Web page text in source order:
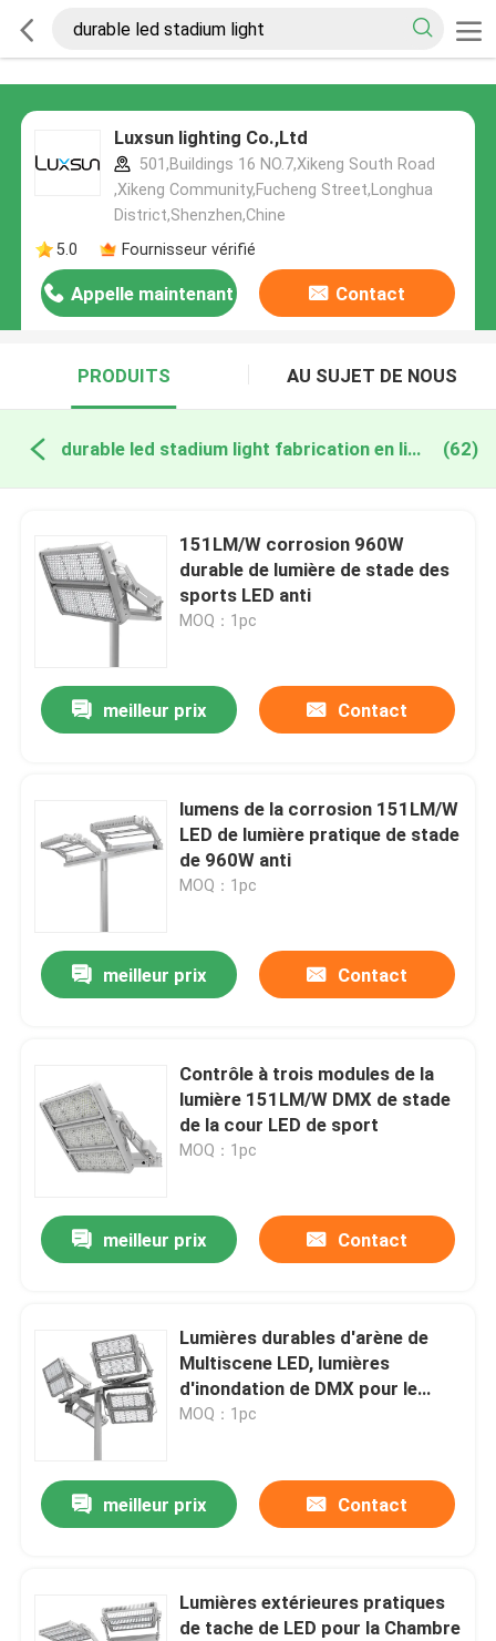
Luxsun lighting Co.,Ltd
501,Buildings 16 NO.7,Xikeng South Road
,Xikeng Community,Fucheng Street,Longhua
District,Shenzhen,Chine
5.0
Fournisseur vérifié
Appelle maintenant Contact
PRODUITS AU SUJET DE NOUS
durable led stadium light fabrication en ligne (62)
151LM/W corrosion 960W
durable de lumière de stade des
sports LED anti
MOQ：1pc
meilleur prix Contact
lumens de la corrosion 151LM/W
LED de lumière pratique de stade
de 960W anti
MOQ：1pc
meilleur prix Contact
Contrôle à trois modules de la
lumière 151LM/W DMX de stade
de la cour LED de sport
MOQ：1pc
meilleur prix Contact
Lumières durables d'arène de
Multiscene LED, lumières
d'inondation de DMX pour le
terrain de football
MOQ：1pc
meilleur prix Contact
Lumières extérieures pratiques
de tache de LED pour la Chambre